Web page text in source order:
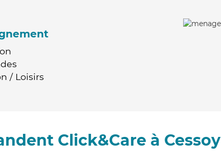
/ Loisirs
Click&Care à